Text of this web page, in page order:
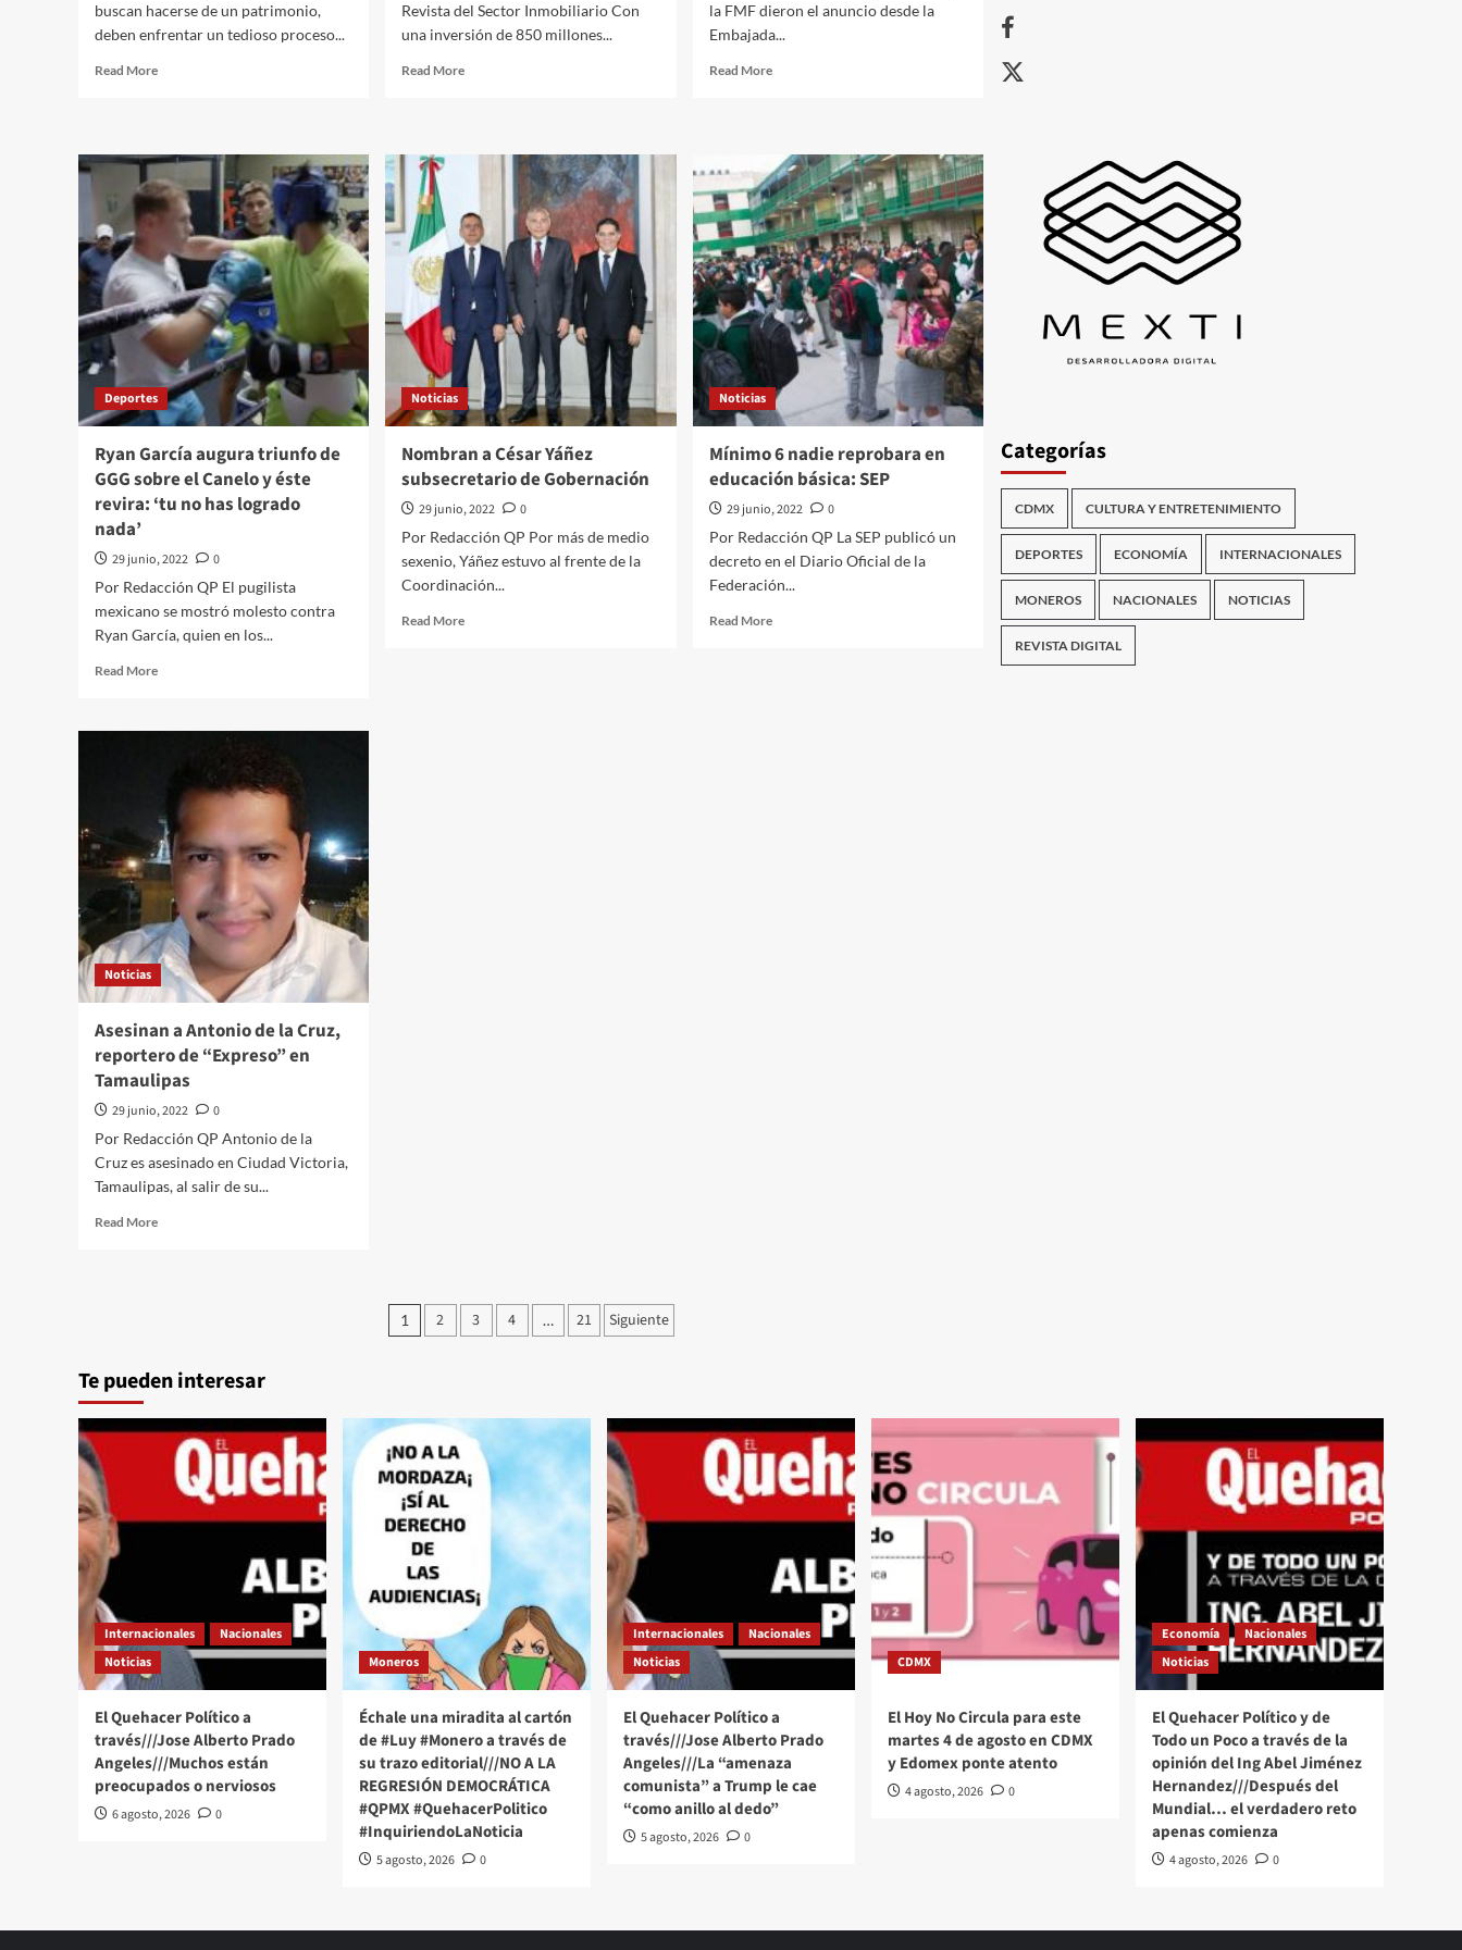
buscan hacerse de un patrimonio,
deben enfrentar un tedioso proceso...
Read MoreRead
que
debes
checar
para
adquirir
tu
primer
inmueble?
Revista del Sector Inmobiliario Con
una inversión de 850 millones...
Read MoreRead
Inmobiliario
la
primera
piedra
de
su
Plaza
Multicomercial
Queretaro
la FMF dieron el anuncio desde la
Embajada...
Read MoreRead
y
la
FMF
anuncian
la
firma
de
un
convenio
Serie
A
del
de
Italia
Deportes
Ryan García augura triunfo de
GGG sobre el Canelo y éste
revira: ‘tu no has logrado
nada’
29 junio, 2022
0
Por Redacción QP El pugilista
mexicano se mostró molesto contra
Ryan García, quien en los...
Read MoreRead
Ryan
triunfo
de
GGG
sobre
Canelo
éste
revira:
‘tu
logrado
nada’
Noticias
Nombran a César Yáñez
subsecretario de Gobernación
29 junio, 2022
0
Por Redacción QP Por más de medio
sexenio, Yáñez estuvo al frente de la
Coordinación...
Read MoreRead
Noticias
Mínimo 6 nadie reprobara en
educación básica: SEP
29 junio, 2022
0
Por Redacción QP La SEP publicó un
decreto en el Diario Oficial de la
Federación...
Read MoreRead
Noticias
Asesinan a Antonio de la Cruz,
reportero de “Expreso” en
Tamaulipas
29 junio, 2022
0
Por Redacción QP Antonio de la
Cruz es asesinado en Ciudad Victoria,
Tamaulipas, al salir de su...
Read MoreRead
Cruz,
“Expreso”
Tamaulipas
Paginación
1 2 3 4 … 21 Siguiente
Facebook
X
Categorías
CDMX CULTURA Y ENTRETENIMIENTO
DEPORTES ECONOMÍA INTERNACIONALES
MONEROS NACIONALES NOTICIAS
REVISTA DIGITAL
Te pueden interesar
Internacionales
Nacionales
Noticias
El Quehacer Político a
través///Jose Alberto Prado
Angeles///Muchos están
preocupados o nerviosos
6 agosto, 2026 0
Moneros
Échale una miradita al cartón
de #Luy #Monero a través de
su trazo editorial///NO A LA
REGRESIÓN DEMOCRÁTICA
#QPMX #QuehacerPolitico
#InquiriendoLaNoticia
5 agosto, 2026 0
Internacionales
Nacionales
Noticias
El Quehacer Político a
través///Jose Alberto Prado
Angeles///La “amenaza
comunista” a Trump le cae
“como anillo al dedo”
5 agosto, 2026 0
CDMX
El Hoy No Circula para este
martes 4 de agosto en CDMX
y Edomex ponte atento
4 agosto, 2026 0
Economía
Nacionales
Noticias
El Quehacer Político y de
Todo un Poco a través de la
opinión del Ing Abel Jiménez
Hernandez///Después del
Mundial… el verdadero reto
apenas comienza
4 agosto, 2026 0